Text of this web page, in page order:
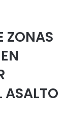
ZONAS
ASALTO